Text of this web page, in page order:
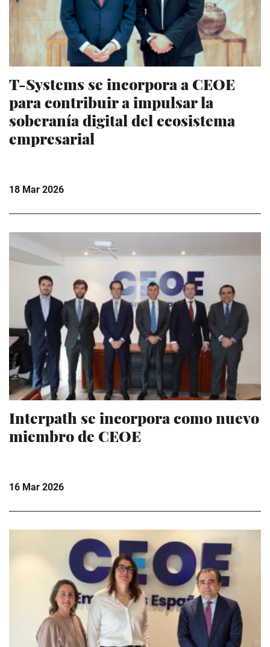
T-Systems se incorpora a CEOE
para contribuir a impulsar la
soberanía digital del ecosistema
empresarial
18 Mar 2026
Interpath se incorpora como nuevo
miembro de CEOE
16 Mar 2026